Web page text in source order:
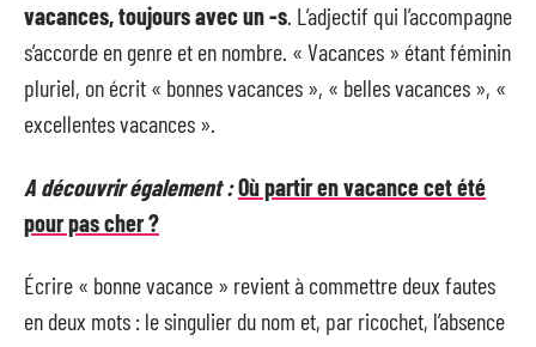
vacances, toujours avec un -s. L’adjectif qui l’accompagne
s’accorde en genre et en nombre. « Vacances » étant féminin
pluriel, on écrit « bonnes vacances », « belles vacances », «
excellentes vacances ».
A découvrir également :Où partir en vacance cet été
pour pas cher ?
Écrire « bonne vacance » revient à commettre deux fautes
en deux mots : le singulier du nom et, par ricochet, l’absence